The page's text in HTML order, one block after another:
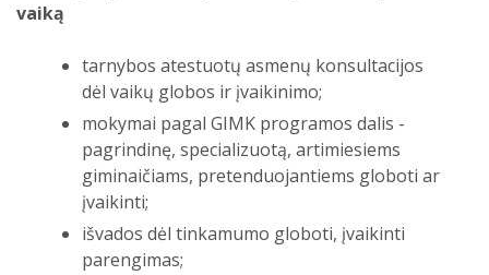
Apsisprendusiems įsivaikinti
Paslaugos
Paslaugų šeimai ir vaikui padalinio
paslaugos
Įvaikinimas
Apsisprendusiems įsivaikinti
Paslaugos
vaiką
tarnybos atestuotų asmenų konsultacijos
dėl vaikų globos ir įvaikinimo;
mokymai pagal GIMK programos dalis -
pagrindinę, specializuotą, artimiesiems
giminaičiams, pretenduojantiems globoti ar
įvaikinti;
išvados dėl tinkamumo globoti, įvaikinti
parengimas;